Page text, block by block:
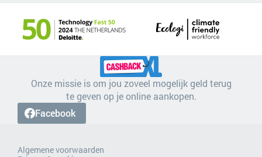
Onze missie is om jou zoveel mogelijk geld terug
te geven op je online aankopen.
Facebook
Algemene voorwaarden